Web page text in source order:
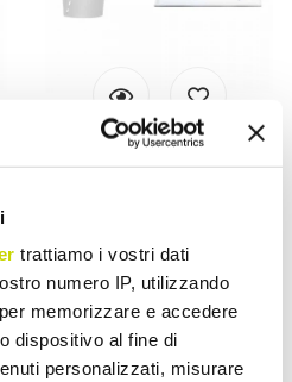
trattiamo i vostri dati
numero IP, utilizzando
memorizzare e accedere
dispositivo al fine di
personalizzati, misurare
LIMAC DESIGN
leer Made in Italy - Meduna
€ 862,87